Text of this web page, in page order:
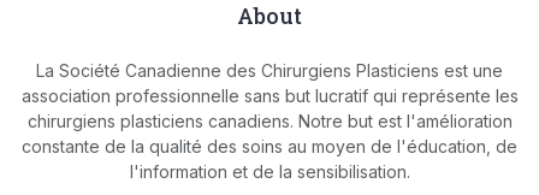
About
La Société Canadienne des Chirurgiens Plasticiens est une
association professionnelle sans but lucratif qui représente les
chirurgiens plasticiens canadiens. Notre but est l'amélioration
constante de la qualité des soins au moyen de l'éducation, de
l'information et de la sensibilisation.